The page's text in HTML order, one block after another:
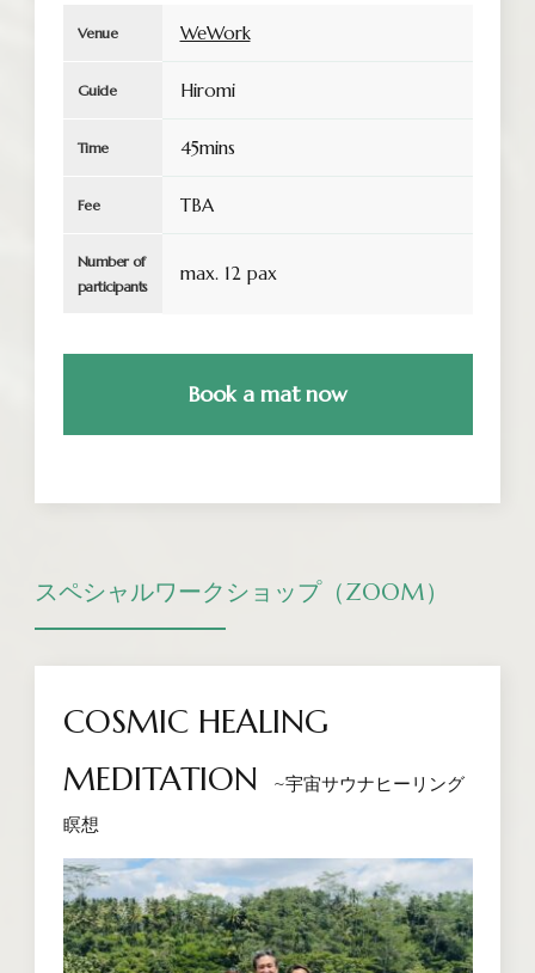
Venue WeWork
Guide Hiromi
Time 45mins
Fee TBA
Number of
participants
max. 12 pax
Book a mat now
スペシャルワークショップ（ZOOM）
COSMIC HEALING
MEDITATION
~宇宙サウナヒーリング
瞑想